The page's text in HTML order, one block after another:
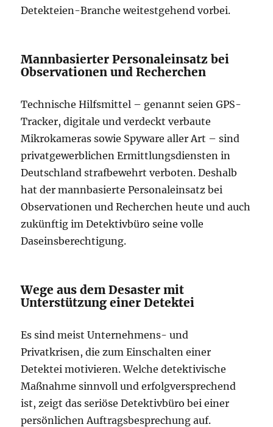
Detekteien-Branche weitestgehend vorbei.
Mannbasierter Personaleinsatz bei
Observationen und Recherchen
Technische Hilfsmittel – genannt seien GPS-
Tracker, digitale und verdeckt verbaute
Mikrokameras sowie Spyware aller Art – sind
privatgewerblichen Ermittlungsdiensten in
Deutschland strafbewehrt verboten. Deshalb
hat der mannbasierte Personaleinsatz bei
Observationen und Recherchen heute und auch
zukünftig im Detektivbüro seine volle
Daseinsberechtigung.
Wege aus dem Desaster mit
Unterstützung einer Detektei
Es sind meist Unternehmens- und
Privatkrisen, die zum Einschalten einer
Detektei motivieren. Welche detektivische
Maßnahme sinnvoll und erfolgversprechend
ist, zeigt das seriöse Detektivbüro bei einer
persönlichen Auftragsbesprechung auf.